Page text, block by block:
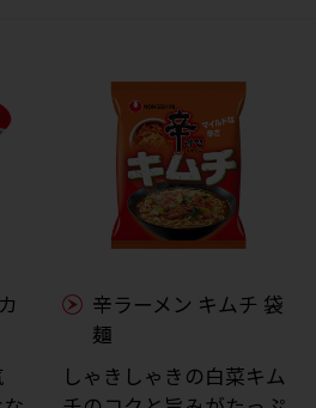
辛ラーメン キムチ 袋
麺
しゃきしゃきの白菜キム